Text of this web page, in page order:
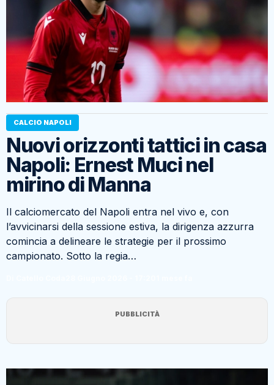
CALCIO NAPOLI
Nuovi orizzonti tattici in casa
Napoli: Ernest Muci nel
mirino di Manna
Il calciomercato del Napoli entra nel vivo e, con
l’avvicinarsi della sessione estiva, la dirigenza azzurra
comincia a delineare le strategie per il prossimo
campionato. Sotto la regia…
PUBBLICITÀ